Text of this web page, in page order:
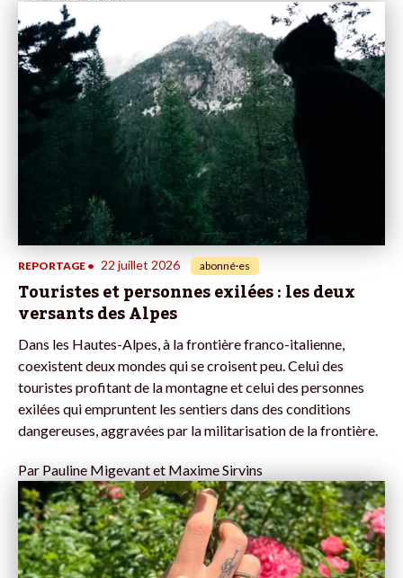
REPORTAGE • 22 juillet 2026 abonné·es
Touristes et personnes exilées : les deux
versants des Alpes
Dans les Hautes-Alpes, à la frontière franco-italienne,
coexistent deux mondes qui se croisent peu. Celui des
touristes profitant de la montagne et celui des personnes
exilées qui empruntent les sentiers dans des conditions
dangereuses, aggravées par la militarisation de la frontière.
Par Pauline Migevant et Maxime Sirvins